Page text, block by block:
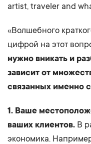
artist, traveler and
«Волшебного
цифрой на этот
нужно вникать и
зависит от
связанных именно
1. Ваше
ваших клиентов. В
экономика.